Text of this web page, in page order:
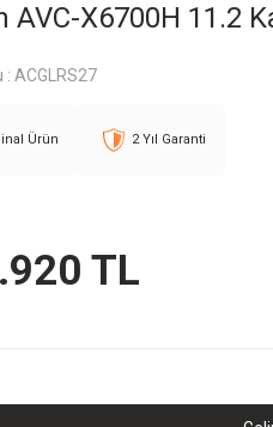
AVC-X6700H 11.2
: ACGLRS27
Ürün 2 Yıl Garanti
TL